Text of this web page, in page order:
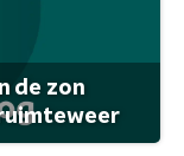
de zon